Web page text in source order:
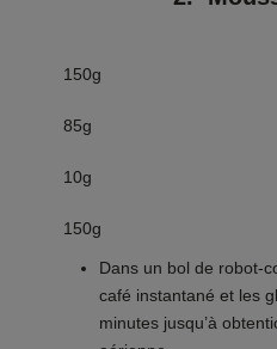
150g
85g
10g
150g
Dans un bol de robot-
café instantané et les
minutes jusqu’à